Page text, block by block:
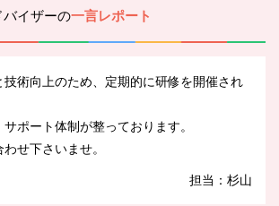
イザーの一言レポート
技術向上のため、定期的に研修を開催され
ポート体制が整っております。
せ下さいませ。
担当：杉山